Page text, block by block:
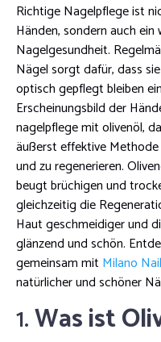
Richtige Nagelpflege ist
Händen, sondern auch
Nagelgesundheit.
Nägel sorgt dafür, dass
optisch gepflegt bleiben
Erscheinungsbild der
nagelpflege mit olivenöl,
äußerst effektive
und zu regenerieren.
beugt brüchigen und
gleichzeitig die
Haut geschmeidiger und
glänzend und schön.
gemeinsam mit Milano
natürlicher und schöner
1.Was ist